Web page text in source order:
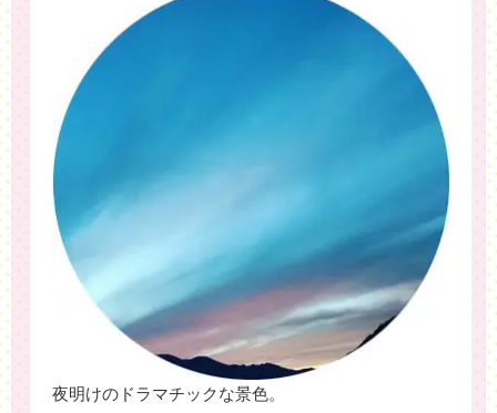
夜明けのドラマチックな景色。